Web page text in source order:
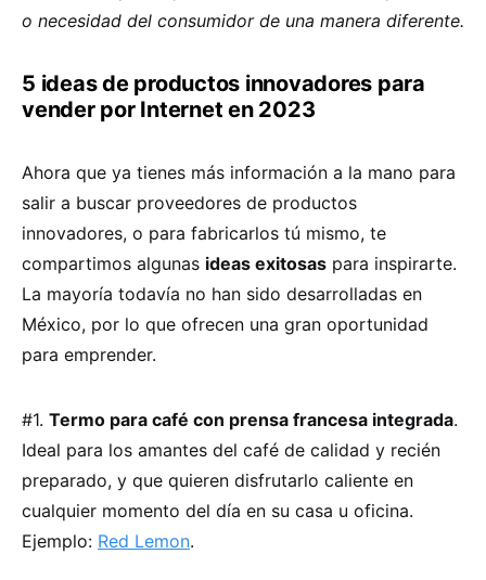
o necesidad del consumidor de una manera diferente.
5 ideas de productos innovadores para
vender por Internet en 2023
Ahora que ya tienes más información a la mano para
salir a buscar proveedores de productos
innovadores, o para fabricarlos tú mismo, te
compartimos algunas ideas exitosas para inspirarte.
La mayoría todavía no han sido desarrolladas en
México, por lo que ofrecen una gran oportunidad
para emprender.
#1. Termo para café con prensa francesa integrada.
Ideal para los amantes del café de calidad y recién
preparado, y que quieren disfrutarlo caliente en
cualquier momento del día en su casa u oficina.
Ejemplo: Red Lemon.